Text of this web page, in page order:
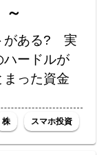
～
がある? 実
ハードルが
った資金
株 スマホ投資